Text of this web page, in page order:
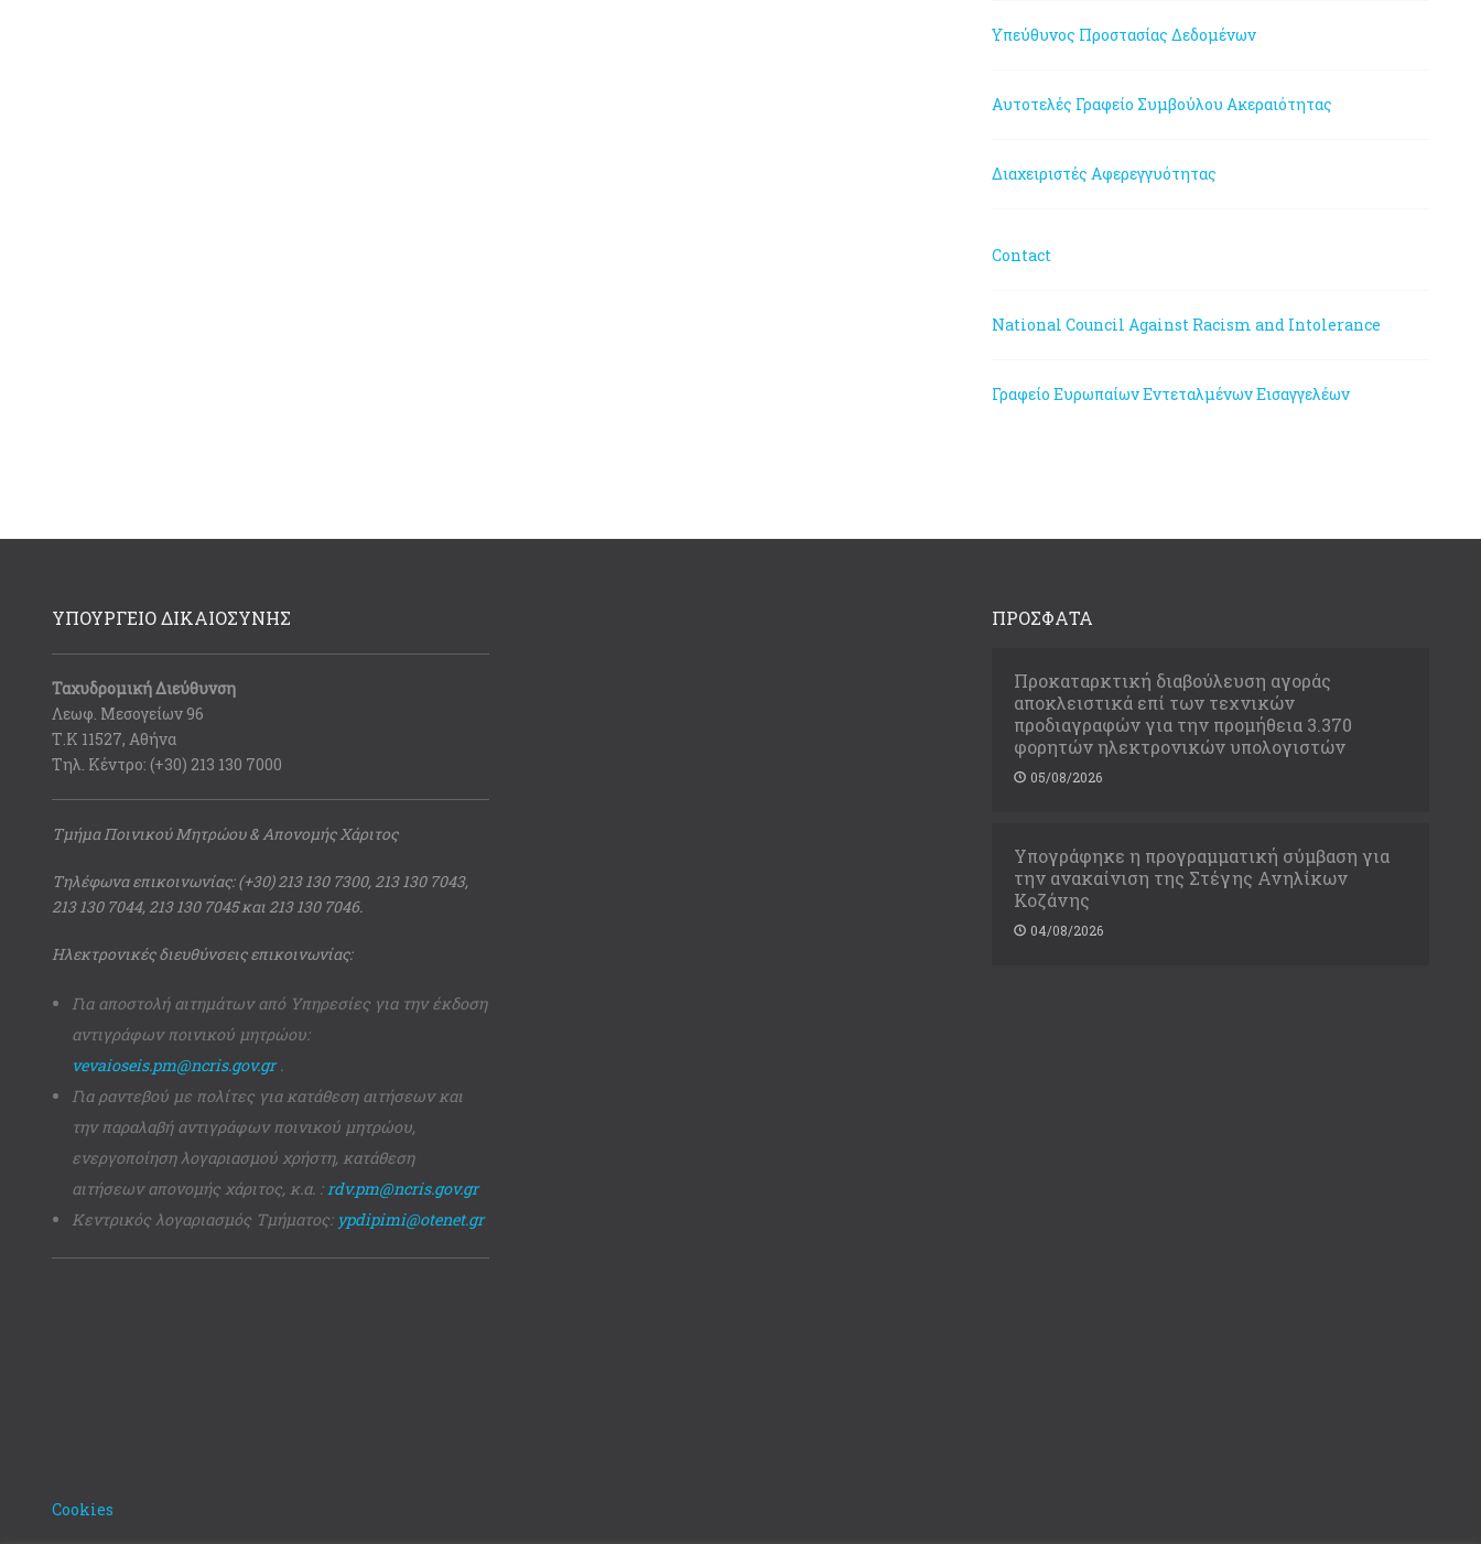
Υπεύθυνος Προστασίας Δεδομένων
Αυτοτελές Γραφείο Συμβούλου Ακεραιότητας
Διαχειριστές Αφερεγγυότητας
Contact
National Council Against Racism and Intolerance
Γραφείο Ευρωπαίων Εντεταλμένων Εισαγγελέων
ΥΠΟΥΡΓΕΙΟ ΔΙΚΑΙΟΣΥΝΗΣ
Ταχυδρομική Διεύθυνση
Λεωφ. Μεσογείων 96
Τ.Κ 11527, Αθήνα
Τηλ. Κέντρο: (+30) 213 130 7000
Τμήμα Ποινικού Μητρώου & Απονομής Χάριτος
Τηλέφωνα επικοινωνίας: (+30) 213 130 7300, 213 130 7043,
213 130 7044, 213 130 7045 και 213 130 7046.
Ηλεκτρονικές διευθύνσεις επικοινωνίας:
Για αποστολή αιτημάτων από Υπηρεσίες για την έκδοση
αντιγράφων ποινικού μητρώου:
vevaioseis.pm@ncris.gov.gr.
Για ραντεβού με πολίτες για κατάθεση αιτήσεων και
την παραλαβή αντιγράφων ποινικού μητρώου,
ενεργοποίηση λογαριασμού χρήστη, κατάθεση
αιτήσεων απονομής χάριτος, κ.α. :rdv.pm@ncris.gov.gr
Κεντρικός λογαριασμός Τμήματος: ypdipimi@otenet.gr
Cookies
ΠΡΟΣΦΑΤΑ
Προκαταρκτική διαβούλευση αγοράς
αποκλειστικά επί των τεχνικών
προδιαγραφών για την προμήθεια 3.370
φορητών ηλεκτρονικών υπολογιστών
05/08/2026
Υπογράφηκε η προγραμματική σύμβαση για
την ανακαίνιση της Στέγης Ανηλίκων
Κοζάνης
04/08/2026